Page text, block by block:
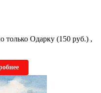
только Одарку (150 руб.) ,